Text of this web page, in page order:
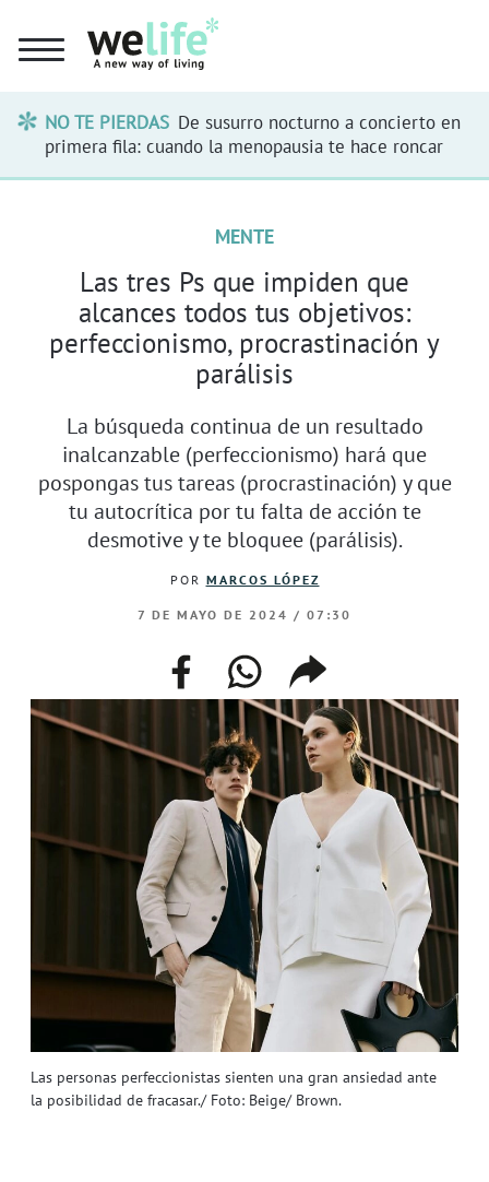
NO TE PIERDAS De susurro nocturno a concierto en
primera fila: cuando la menopausia te hace roncar
Las personas perfeccionistas sienten una gran ansiedad ante
la posibilidad de fracasar./ Foto: Beige/ Brown.
MENTE
Las tres Ps que impiden que
alcances todos tus objetivos:
perfeccionismo, procrastinación y
parálisis
La búsqueda continua de un resultado
inalcanzable (perfeccionismo) hará que
pospongas tus tareas (procrastinación) y que
tu autocrítica por tu falta de acción te
desmotive y te bloquee (parálisis).
POR MARCOS LÓPEZ
7 DE MAYO DE 2024 / 07:30
facebookwhatsappcompartir
enlace